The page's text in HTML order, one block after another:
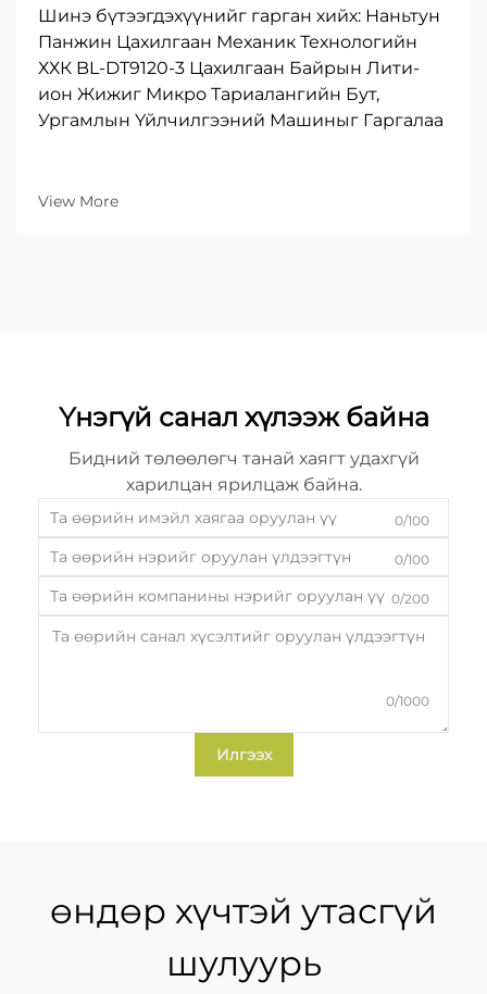
Шинэ бүтээгдэхүүнийг гарган хийх: Наньтун
Панжин Цахилгаан Механик Технологийн
ХХК BL-DT9120-3 Цахилгаан Байрын Лити-
ион Жижиг Микро Тариалангийн Бут,
Ургамлын Үйлчилгээний Машиныг Гаргалаа
View More
Үнэгүй санал хүлээж байна
Бидний төлөөлөгч танай хаягт удахгүй
харилцан ярилцаж байна.
0/100
0/100
0/200
0/1000
Илгээх
өндөр хүчтэй утасгүй
шулуурь